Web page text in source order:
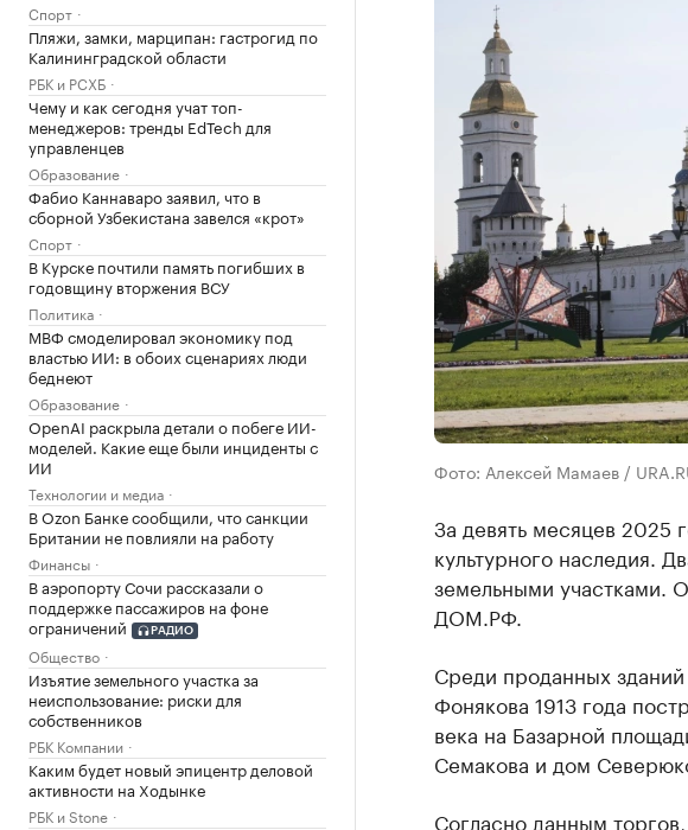
Спорт
Пляжи, замки, марципан: гастрогид по
Калининградской области
РБК и РСХБ
Чему и как сегодня учат топ-
менеджеров: тренды EdTech для
управленцев
Образование
Фабио Каннаваро заявил, что в
сборной Узбекистана завелся «крот»
Спорт
В Курске почтили память погибших в
годовщину вторжения ВСУ
Политика
МВФ смоделировал экономику под
властью ИИ: в обоих сценариях люди
беднеют
Образование
OpenAI раскрыла детали о побеге ИИ-
моделей. Какие еще были инциденты с
ИИ
Технологии и медиа
В Ozon Банке сообщили, что санкции
Британии не повлияли на работу
Финансы
В аэропорту Сочи рассказали о
поддержке пассажиров на фоне
ограничений
РАДИО
Общество
Изъятие земельного участка за
неиспользование: риски для
собственников
РБК Компании
Каким будет новый эпицентр деловой
активности на Ходынке
РБК и Stone
Фото: Алексей Мамаев /
За девять месяцев 2025
культурного наследия.
земельными участками.
ДОМ.РФ.
Среди проданных
Фонякова 1913 года
века на Базарной
Семакова и дом
Согласно данным